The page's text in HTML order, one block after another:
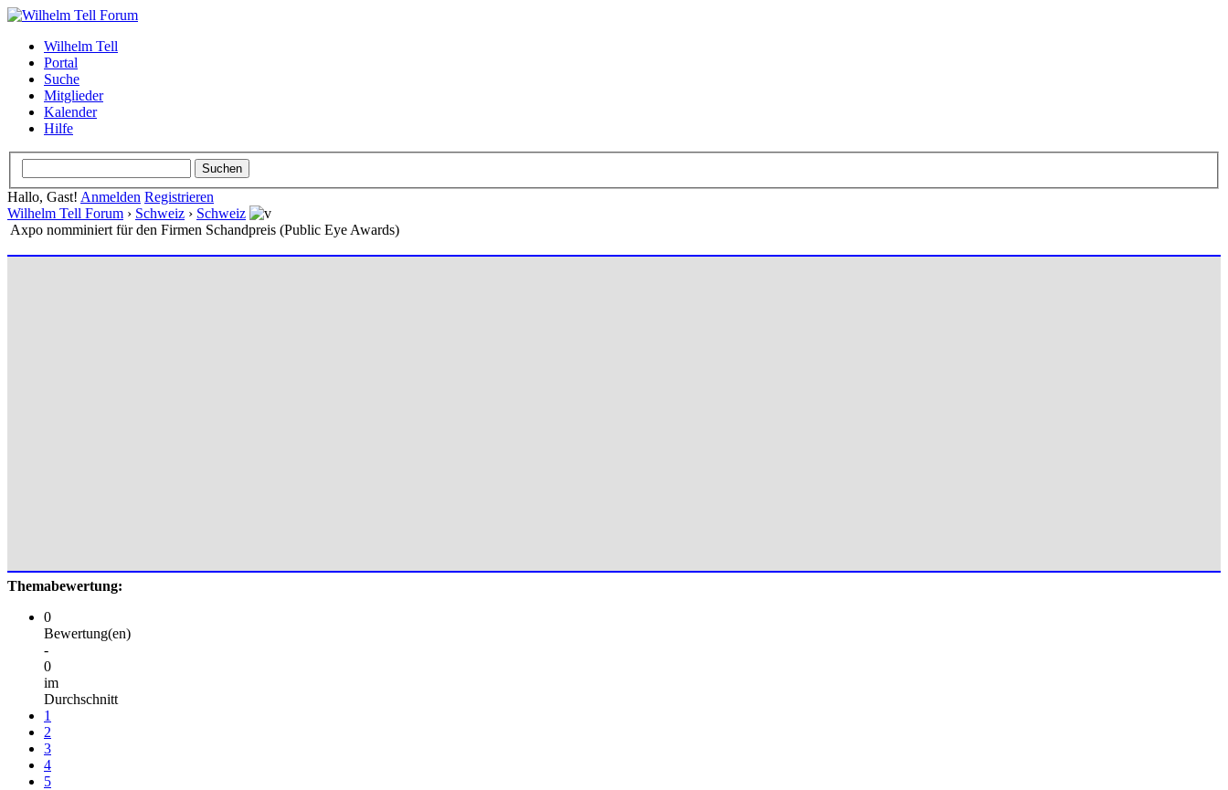
Wilhelm Tell
Portal
Suche
Mitglieder
Kalender
Hilfe
Hallo, Gast! Anmelden Registrieren
Wilhelm Tell Forum › Schweiz › Schweiz
Axpo nomminiert für den Firmen Schandpreis (Public Eye Awards)
Themabewertung:
0
Bewertung(en)
-
0
im
Durchschnitt
1
2
3
4
5